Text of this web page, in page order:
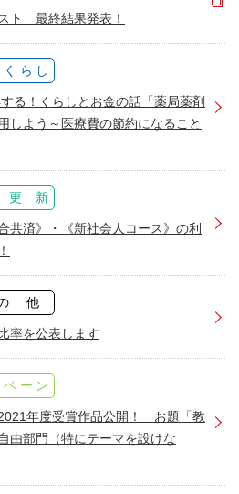
ト 最終結果発表！
らし
る！くらしとお金の話「薬局薬剤
しよう～医療費の節約になること
新
共済》・《新社会人コース》の利
他
率を公表します
ーン
年度受賞作品公開！ お題「教
由部門（特にテーマを設けな